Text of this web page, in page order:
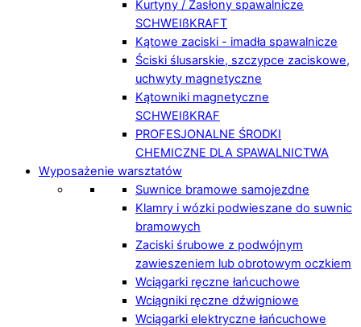
Kurtyny / Zasłony spawalnicze
SCHWEIßKRAFT
Kątowe zaciski - imadła spawalnicze
Ściski ślusarskie, szczypce zaciskowe,
uchwyty magnetyczne
Kątowniki magnetyczne
SCHWEIßKRAF
PROFESJONALNE ŚRODKI
CHEMICZNE DLA SPAWALNICTWA
Wyposażenie warsztatów
Suwnice bramowe samojezdne
Klamry i wózki podwieszane do suwnic
bramowych
Zaciski śrubowe z podwójnym
zawieszeniem lub obrotowym oczkiem
Wciągarki ręczne łańcuchowe
Wciągniki ręczne dźwigniowe
Wciągarki elektryczne łańcuchowe